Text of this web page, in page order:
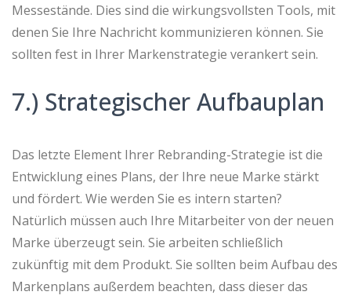
Messestände. Dies sind die wirkungsvollsten Tools, mit
denen Sie Ihre Nachricht kommunizieren können. Sie
sollten fest in Ihrer Markenstrategie verankert sein.
7.) Strategischer Aufbauplan
Das letzte Element Ihrer Rebranding-Strategie ist die
Entwicklung eines Plans, der Ihre neue Marke stärkt
und fördert. Wie werden Sie es intern starten?
Natürlich müssen auch Ihre Mitarbeiter von der neuen
Marke überzeugt sein. Sie arbeiten schließlich
zukünftig mit dem Produkt. Sie sollten beim Aufbau des
Markenplans außerdem beachten, dass dieser das